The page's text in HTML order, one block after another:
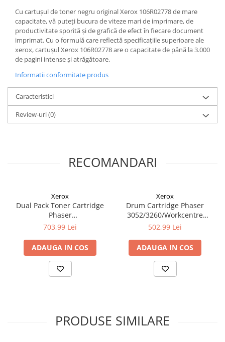
Cu cartușul de toner negru original Xerox 106R02778 de mare
capacitate, vă puteți bucura de viteze mari de imprimare, de
productivitate sporită și de grafică de efect în fiecare document
imprimat. Cu o formulă care reflectă specificațiile superioare ale
xerox, cartușul Xerox 106R02778 are o capacitate de până la 3.000
de pagini intense și atrăgătoare.
Informatii conformitate produs
Caracteristici
Review-uri(0)
RECOMANDARI
Xerox
Dual Pack Toner Cartridge
Phaser
3052/3260/Workcentre
703,99 Lei
ADAUGA IN COS
Xerox
Drum Cartridge Phaser
3052/3260/Workcentre
3215/3225
502,99 Lei
ADAUGA IN COS
PRODUSE SIMILARE